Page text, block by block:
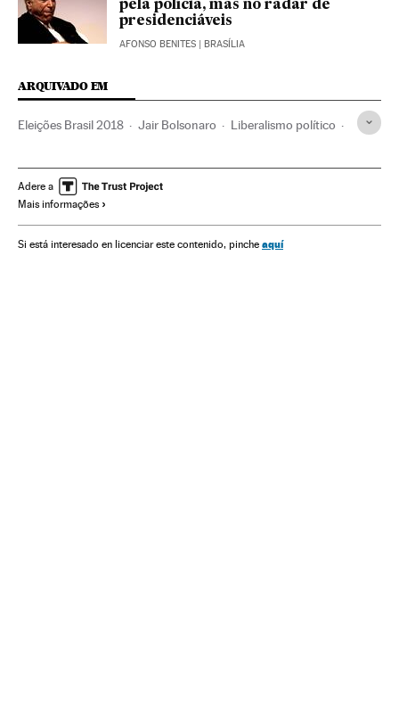
pela polícia, mas no radar de
presidenciáveis
AFONSO BENITES | BRASÍLIA
ARQUIVADO EM
Eleições Brasil 2018 Jair Bolsonaro Liberalismo político
Partidos políticos Eleições
Adere a
Mais informações
Si está interesado en licenciar este contenido, pinche aquí